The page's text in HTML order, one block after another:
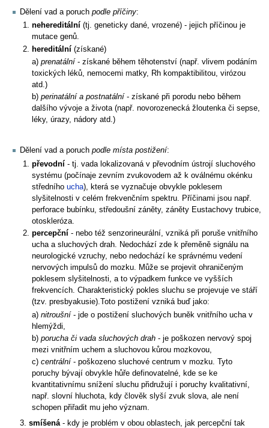
Dělení vad a poruch podle příčiny:
nehereditální (tj. geneticky dané, vrozené) - jejich příčinou je
mutace genů.
hereditální (získané)
a)prenatální - získané během těhotenství (např. vlivem podáním
toxických léků, nemocemi matky, Rh kompaktibilitou, virózou
atd.)
b)perinatální a postnatální - získané při porodu nebo během
dalšího vývoje a života (např. novorozenecká žloutenka či sepse,
léky, úrazy, nádory atd.)
Dělení vad a poruch podle místa postižení:
převodní - tj. vada lokalizovaná v převodním ústrojí sluchového
systému (počínaje zevním zvukovodem až k oválnému okénku
středníhoucha), která se vyznačuje obvykle poklesem
slyšitelnosti v celém frekvenčním spektru. Příčinami jsou např.
perforace bubínku, středoušní záněty, záněty Eustachovy trubice,
otoskleróza.
percepční - nebo též senzorineurální, vzniká při poruše vnitřního
ucha a sluchových drah. Nedochází zde k přeměně signálu na
neurologické vzruchy, nebo nedochází ke správnému vedení
nervových impulsů do mozku. Může se projevit ohraničeným
poklesem slyšitelnosti, a to výpadkem funkce ve vyšších
frekvencích. Charakteristický pokles sluchu se projevuje ve stáří
(tzv. presbyakusie).Toto postižení vzniká buď jako:
a)nitroušní- jde o postižení sluchových buněk vnitřního ucha v
hlemýždi,
b)porucha či vada sluchových drah - je poškozen nervový spoj
mezi vnitřním uchem a sluchovou kůrou mozkovou,
c)centrální - poškozeno sluchové centrum v mozku. Tyto
poruchy bývají obvykle hůře definovatelné, kde se ke
kvantitativnímu snížení sluchu přidružují i poruchy kvalitativní,
např. slovní hluchota, kdy člověk slyší zvuk slova, ale není
schopen přiřadit mu jeho význam.
3. smíšená - kdy je problém v obou oblastech, jak percepční tak